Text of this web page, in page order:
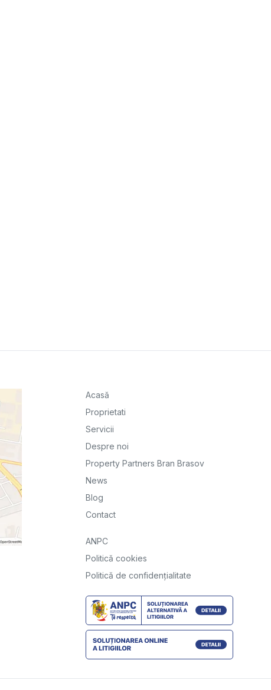
Acasă
Proprietati
Servicii
Despre noi
Property Partners Bran Brasov
News
Blog
Contact
ANPC
Politică cookies
Politică de confidențialitate